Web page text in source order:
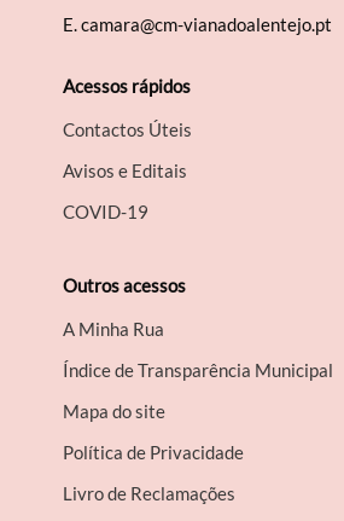
E.camara@cm-vianadoalentejo.pt
Acessos rápidos
Contactos Úteis
Avisos e Editais
COVID-19
Outros acessos
A Minha Rua
Índice de Transparência Municipal
Mapa do site
Política de Privacidade
Livro de Reclamações